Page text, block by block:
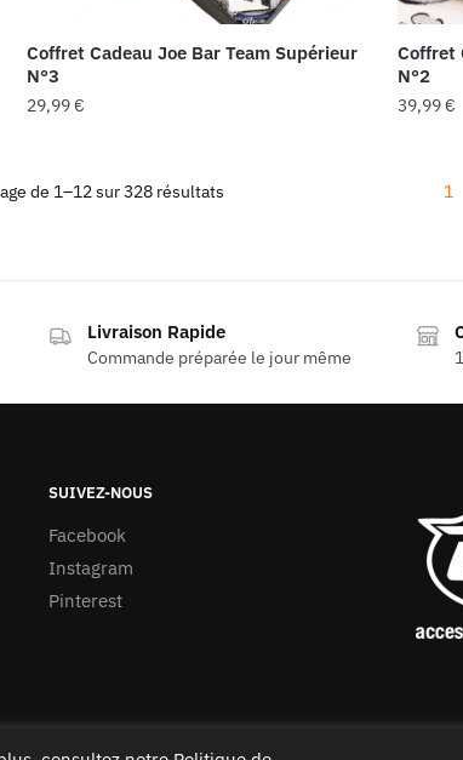
Coffret Cadeau Joe Bar Team Supérieur
N°3
29,99€
Coffret
N°2
39,99€
de 1–12 sur 328 résultats 1
Livraison Rapide
Commande préparée le jour même
SUIVEZ-NOUS
Facebook
Instagram
Pinterest